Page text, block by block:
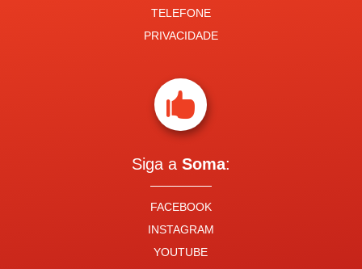
TELEFONE
PRIVACIDADE

Siga a Soma:
FACEBOOK
INSTAGRAM
YOUTUBE